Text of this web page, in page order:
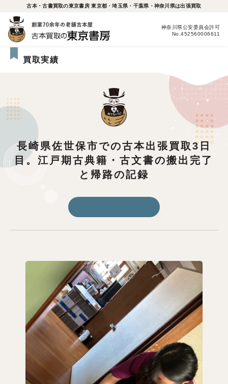
古本・古書買取の東京書房 東京都・埼玉県・千葉県・神奈川県は出張買取
神奈川県公安委員会許可
No.452560006611
買取実績
長崎県佐世保市での古本出張買取3日
目。江戸期古典籍・古文書の搬出完了
と帰路の記録